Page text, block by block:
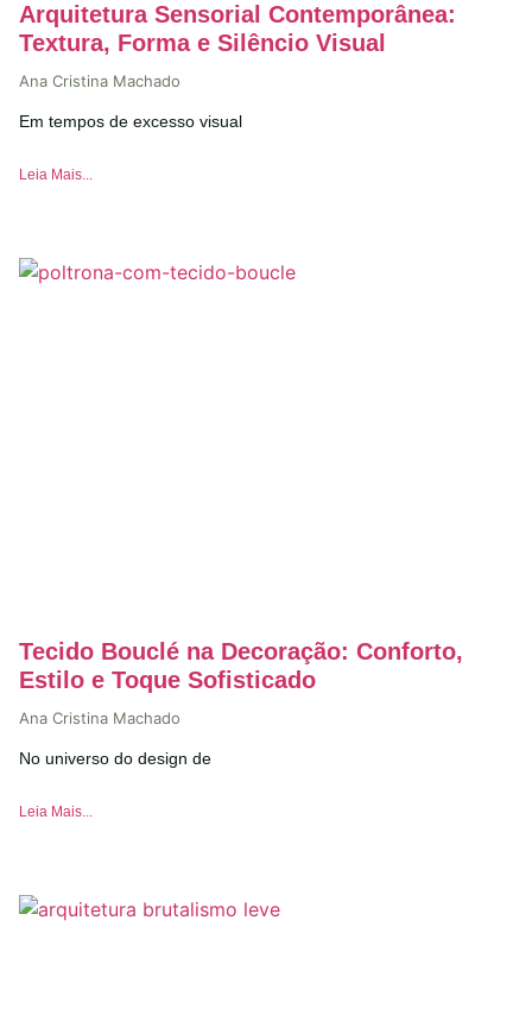
Arquitetura Sensorial Contemporânea:
Textura, Forma e Silêncio Visual
Ana Cristina Machado
Em tempos de excesso visual
Leia Mais...
Tecido Bouclé na Decoração: Conforto,
Estilo e Toque Sofisticado
Ana Cristina Machado
No universo do design de
Leia Mais...